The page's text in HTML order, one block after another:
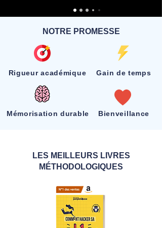
NOTRE PROMESSE
Rigueur académique Gain de temps
Mémorisation durable Bienveillance
LES MEILLEURS LIVRES
MÉTHODOLOGIQUES